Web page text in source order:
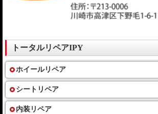
トータルリペアIPY
ホイールリペア
シートリペア
内装リペア